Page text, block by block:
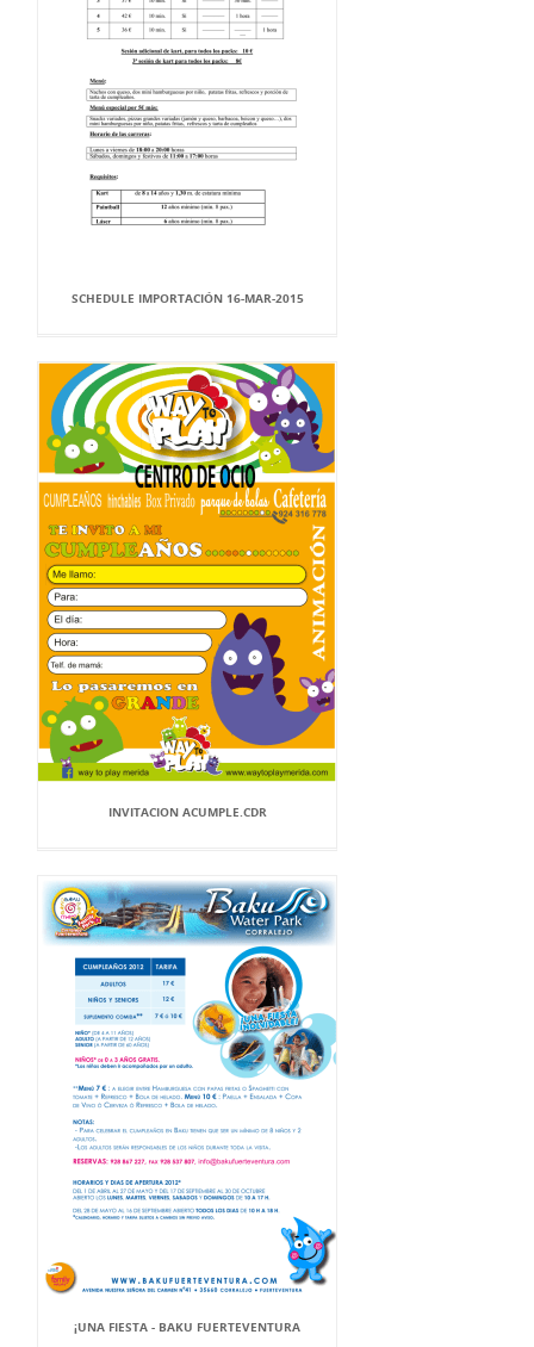
SCHEDULE IMPORTACIÓN 16-MAR-2015
INVITACION ACUMPLE.CDR
¡UNA FIESTA - BAKU FUERTEVENTURA